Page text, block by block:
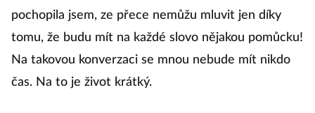
pochopila jsem, ze přece nemůžu mluvit jen díky
tomu, že budu mít na každé slovo nějakou pomůcku!
Na takovou konverzaci se mnou nebude mít nikdo
čas. Na to je život krátký.